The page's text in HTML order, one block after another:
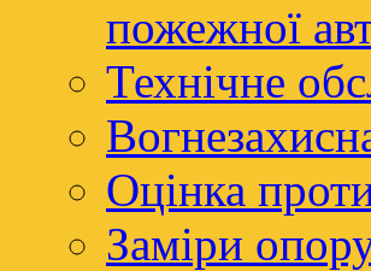
пожежної
Технічне
Оцінка
Заміри